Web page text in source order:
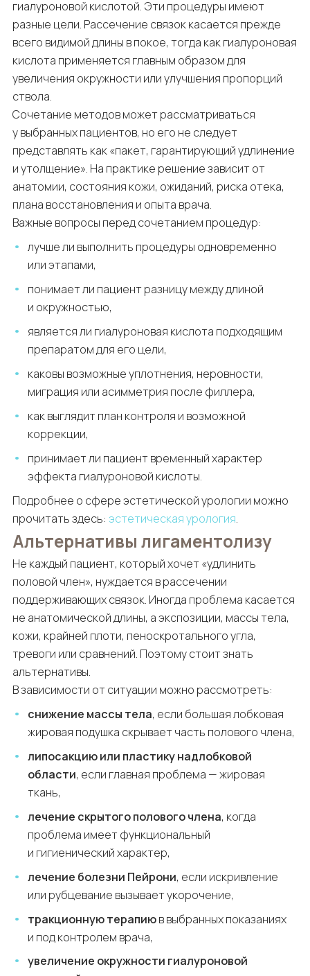
гиалуроновой кислотой. Эти процедуры имеют
разные цели. Рассечение связок касается прежде
всего видимой длины в покое, тогда как гиалуроновая
кислота применяется главным образом для
увеличения окружности или улучшения пропорций
ствола.
Сочетание методов может рассматриваться
у выбранных пациентов, но его не следует
представлять как «пакет, гарантирующий удлинение
и утолщение». На практике решение зависит от
анатомии, состояния кожи, ожиданий, риска отека,
плана восстановления и опыта врача.
Важные вопросы перед сочетанием процедур:
лучше ли выполнить процедуры одновременно
или этапами,
понимает ли пациент разницу между длиной
и окружностью,
является ли гиалуроновая кислота подходящим
препаратом для его цели,
каковы возможные уплотнения, неровности,
миграция или асимметрия после филлера,
как выглядит план контроля и возможной
коррекции,
принимает ли пациент временный характер
эффекта гиалуроновой кислоты.
Подробнее о сфере эстетической урологии можно
прочитать здесь: эстетическая урология.
Альтернативы лигаментолизу
Не каждый пациент, который хочет «удлинить
половой член», нуждается в рассечении
поддерживающих связок. Иногда проблема касается
не анатомической длины, а экспозиции, массы тела,
кожи, крайней плоти, пеноскротального угла,
тревоги или сравнений. Поэтому стоит знать
альтернативы.
В зависимости от ситуации можно рассмотреть:
снижение массы тела, если большая лобковая
жировая подушка скрывает часть полового члена,
липосакцию или пластику надлобковой
области, если главная проблема — жировая
ткань,
лечение скрытого полового члена, когда
проблема имеет функциональный
и гигиенический характер,
лечение болезни Пейрони, если искривление
или рубцевание вызывает укорочение,
тракционную терапиюв выбранных показаниях
и под контролем врача,
увеличение окружности гиалуроновой